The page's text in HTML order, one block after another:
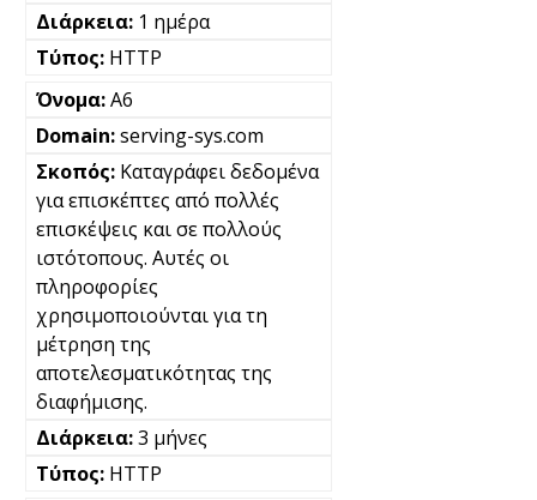
1 ημέρα
HTTP
A6
serving-sys.com
Καταγράφει δεδομένα
για επισκέπτες από πολλές
επισκέψεις και σε πολλούς
ιστότοπους. Αυτές οι
πληροφορίες
χρησιμοποιούνται για τη
μέτρηση της
αποτελεσματικότητας της
διαφήμισης.
3 μήνες
HTTP